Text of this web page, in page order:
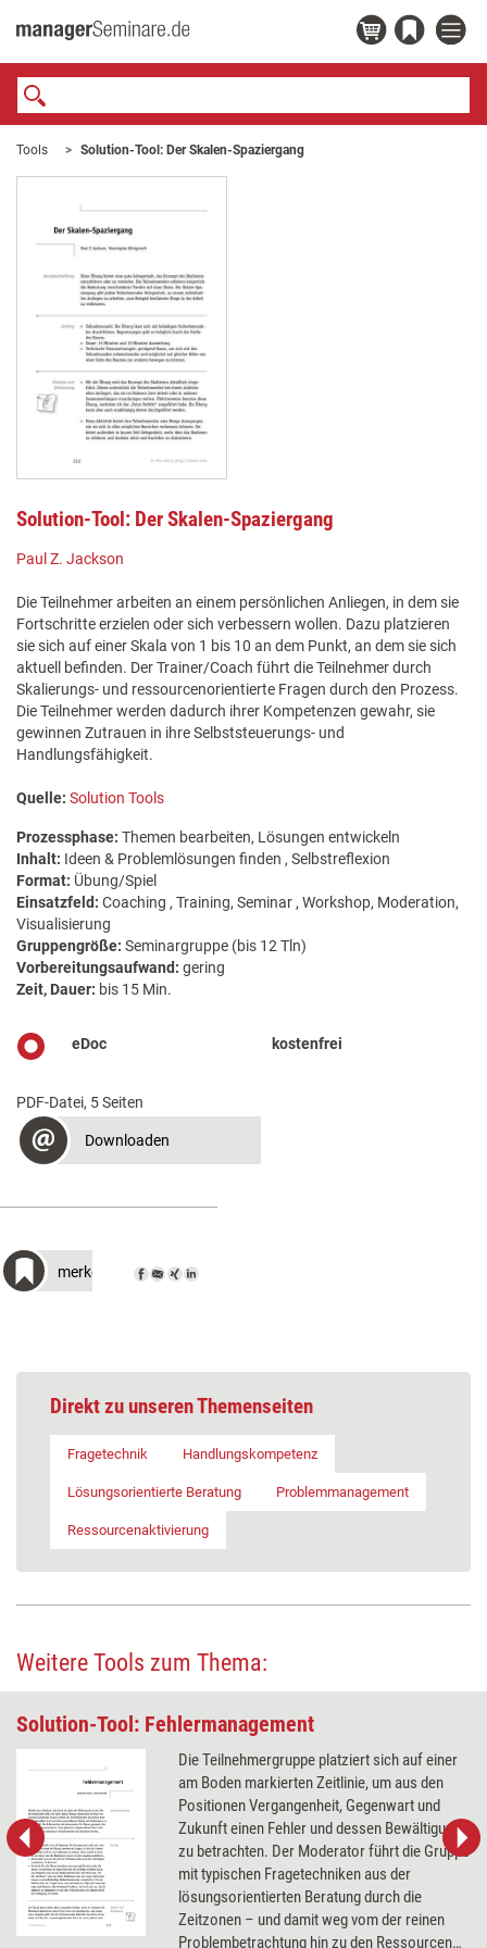
Tools Solution-Tool: Der Skalen-Spaziergang
Solution-Tool: Der Skalen-Spaziergang
Paul Z. Jackson
Die Teilnehmer arbeiten an einem persönlichen Anliegen, in dem sie
Fortschritte erzielen oder sich verbessern wollen. Dazu platzieren
sie sich auf einer Skala von 1 bis 10 an dem Punkt, an dem sie sich
aktuell befinden. Der Trainer/Coach führt die Teilnehmer durch
Skalierungs- und ressourcenorientierte Fragen durch den Prozess.
Die Teilnehmer werden dadurch ihrer Kompetenzen gewahr, sie
gewinnen Zutrauen in ihre Selbststeuerungs- und
Handlungsfähigkeit.
Quelle: Solution Tools
Prozessphase: Themen bearbeiten, Lösungen entwickeln
Inhalt: Ideen & Problemlösungen finden , Selbstreflexion
Format: Übung/Spiel
Einsatzfeld: Coaching , Training, Seminar , Workshop, Moderation,
Visualisierung
Gruppengröße: Seminargruppe (bis 12 Tln)
Vorbereitungsaufwand: gering
Zeit, Dauer: bis 15 Min.
eDoc kostenfrei
PDF-Datei, 5 Seiten
Downloaden
merken
Direkt zu unseren Themenseiten
Fragetechnik Handlungskompetenz
Lösungsorientierte Beratung Problemmanagement
Ressourcenaktivierung
Weitere Tools zum Thema:
Solution-Tool: Fehlermanagement
Die Teilnehmergruppe platziert sich auf einer
am Boden markierten Zeitlinie, um aus den
Positionen Vergangenheit, Gegenwart und
Zukunft einen Fehler und dessen Bewältigung
zu betrachten. Der Moderator führt die Gruppe
mit typischen Fragetechniken aus der
lösungsorientierten Beratung durch die
Zeitzonen – und damit weg vom der reinen
Problembetrachtung hin zu den Ressourcen